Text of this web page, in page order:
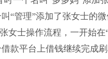
“管理”添加了张女士的
女士操作流程，一开始
款平台上借钱继续完成